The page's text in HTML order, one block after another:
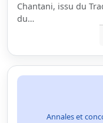
Chantani, issu du
du…
Annales et